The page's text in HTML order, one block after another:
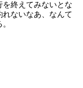
終えてみないとな
ないなあ、なんて